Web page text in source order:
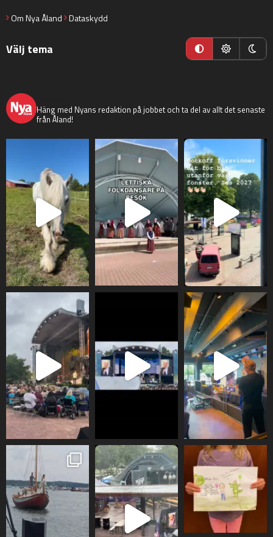
Om Nya Åland Dataskydd
Välj tema
Häng med Nyans redaktion på jobbet och ta del av allt det senaste
från Åland!